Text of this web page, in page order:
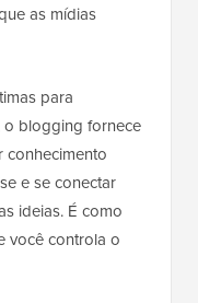
as mídias
para
o blogging fornece
conhecimento
e se conectar
ideias. É como
você controla o